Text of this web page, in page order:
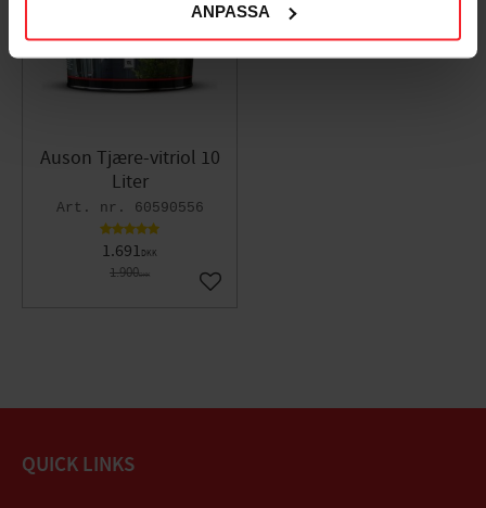
ANPASSA
Auson Tjære-vitriol 10
Liter
60590556
1.691DKK
1.900DKK
Gem som favorit
QUICK LINKS